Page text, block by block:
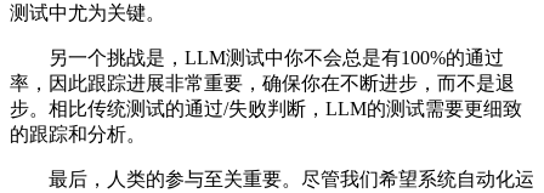
测试中尤为关键。
另一个挑战是，LLM测试中你不会总是有100%的通过
率，因此跟踪进展非常重要，确保你在不断进步，而不是退
步。相比传统测试的通过/失败判断，LLM的测试需要更细致
的跟踪和分析。
最后，人类的参与至关重要。尽管我们希望系统自动化运